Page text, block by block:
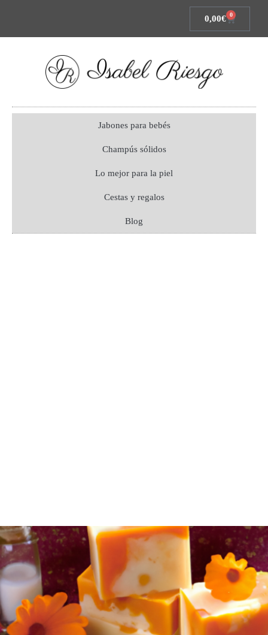
0,00€ 0
Jabones para bebés
Champús sólidos
Lo mejor para la piel
Cestas y regalos
Blog